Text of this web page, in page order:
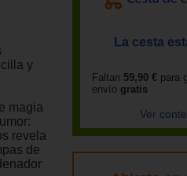
y
magia
revela
de
La cesta
Faltan 59,90 € para
envío gratis
Ver